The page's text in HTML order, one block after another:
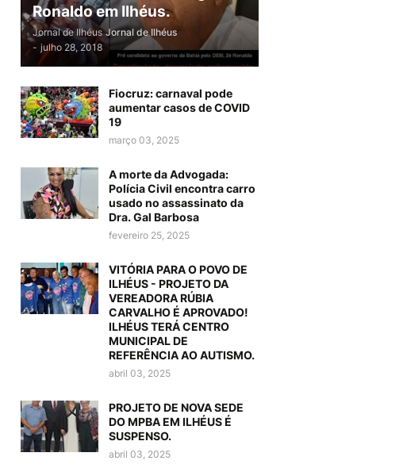
Ronaldo em Ilhéus.
Jornal de Ilhéus Jornal de Ilhéus
- julho 28, 2018
Fiocruz: carnaval pode
aumentar casos de COVID
19
março 03, 2025
A morte da Advogada:
Polícia Civil encontra carro
usado no assassinato da
Dra. Gal Barbosa
fevereiro 25, 2025
VITÓRIA PARA O POVO DE
ILHÉUS - PROJETO DA
VEREADORA RÚBIA
CARVALHO É APROVADO!
ILHÉUS TERÁ CENTRO
MUNICIPAL DE
REFERÊNCIA AO AUTISMO.
abril 03, 2025
PROJETO DE NOVA SEDE
DO MPBA EM ILHÉUS É
SUSPENSO.
abril 03, 2025